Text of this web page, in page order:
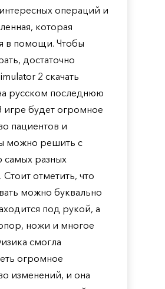
операций и
которая
в помощи. Чтобы
достаточно
2 скачать
русском последнюю
игре будет огромное
пациентов и
можно решить с
разных
Стоит отметить, что
можно буквально
под рукой, а
ножи и многое
смогла
огромное
изменений, и она